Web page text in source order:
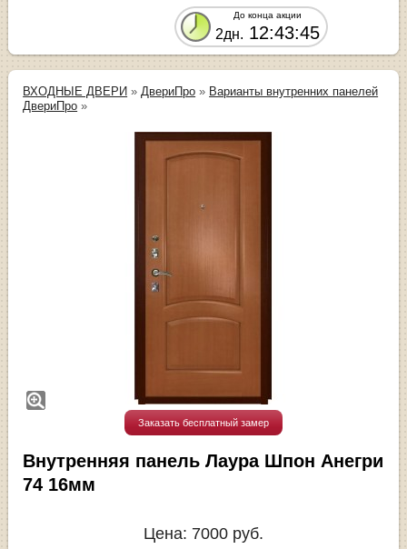
До конца акции
2дн. 12:43:45
ВХОДНЫЕ ДВЕРИ » ДвериПро » Варианты внутренних панелей
ДвериПро »
Заказать бесплатный замер
Внутренняя панель Лаура Шпон Анегри
74 16мм
Цена: 7000 руб.